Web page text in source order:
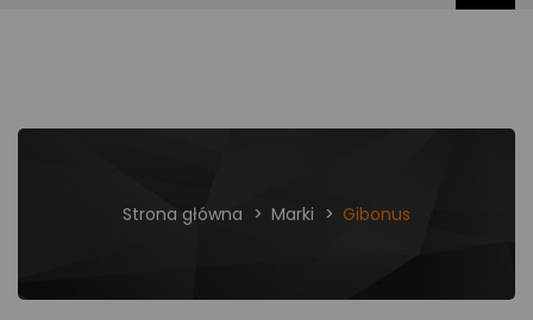
Strona główna Marki Gibonus